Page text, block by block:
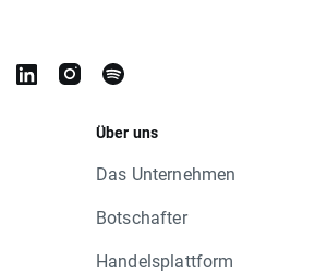
Über uns
Das Unternehmen
Botschafter
Handelsplattform